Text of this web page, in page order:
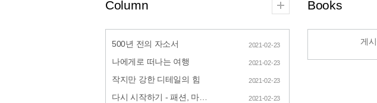
Column
500년 전의 자소서 2021-02-23
나에게로 떠나는 여행 2021-02-23
작지만 강한 디테일의 힘 2021-02-23
다시 시작하기 - 패션, 마… 2021-02-23
Books
게